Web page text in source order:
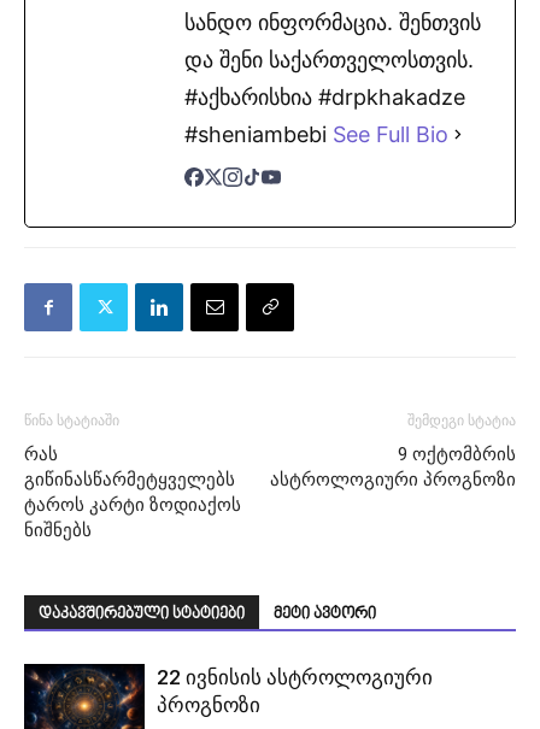
სანდო ინფორმაცია. შენთვის
და შენი საქართველოსთვის.
#აქხარისხია #drpkhakadze
#sheniambebi See Full Bio
წინა სტატიაში
რას
გიწინასწარმეტყველებს
ტაროს კარტი ზოდიაქოს
ნიშნებს
შემდეგი სტატია
9 ოქტომბრის
ასტროლოგიური პროგნოზი
დაკავშირებული სტატიები მეტი ავტორი
22 ივნისის ასტროლოგიური
პროგნოზი